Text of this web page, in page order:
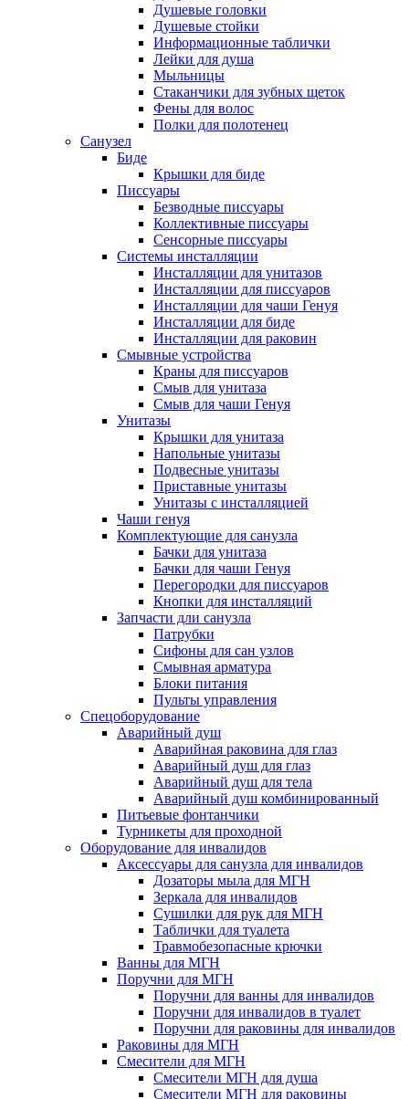
Душевые головки
Душевые стойки
Информационные таблички
Лейки для душа
Мыльницы
Стаканчики для зубных щеток
Фены для волос
Полки для полотенец
Санузел
Биде
Крышки для биде
Писсуары
Безводные писсуары
Коллективные писсуары
Сенсорные писсуары
Системы инсталляции
Инсталляции для унитазов
Инсталляции для писсуаров
Инсталляции для чаши Генуя
Инсталляции для биде
Инсталляции для раковин
Смывные устройства
Краны для писсуаров
Смыв для унитаза
Смыв для чаши Генуя
Унитазы
Крышки для унитаза
Напольные унитазы
Подвесные унитазы
Приставные унитазы
Унитазы с инсталляцией
Чаши генуя
Комплектующие для санузла
Бачки для унитаза
Бачки для чаши Генуя
Перегородки для писсуаров
Кнопки для инсталляций
Запчасти дли санузла
Патрубки
Сифоны для сан узлов
Смывная арматура
Блоки питания
Пульты управления
Спецоборудование
Аварийный душ
Аварийная раковина для глаз
Аварийный душ для глаз
Аварийный душ для тела
Аварийный душ комбинированный
Питьевые фонтанчики
Турникеты для проходной
Оборудование для инвалидов
Аксессуары для санузла для инвалидов
Дозаторы мыла для МГН
Зеркала для инвалидов
Сушилки для рук для МГН
Таблички для туалета
Травмобезопасные крючки
Ванны для МГН
Поручни для МГН
Поручни для ванны для инвалидов
Поручни для инвалидов в туалет
Поручни для раковины для инвалидов
Раковины для МГН
Смесители для МГН
Смесители МГН для душа
Смесители МГН для раковины